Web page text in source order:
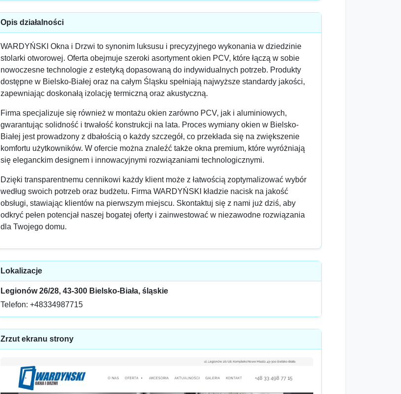
Opis działalności
WARDYŃSKI Okna i Drzwi to synonim luksusu i precyzyjnego wykonania w dziedzinie
stolarki otworowej. Oferta obejmuje szeroki asortyment okien PCV, które łączą w sobie
nowoczesne technologie z estetyką dopasowaną do indywidualnych potrzeb. Produkty
dostępne w Bielsko-Białej oraz na całym Śląsku spełniają najwyższe standardy jakości,
zapewniając doskonałą izolację termiczną oraz akustyczną.
Firma specjalizuje się również w montażu okien zarówno PCV, jak i aluminiowych,
gwarantując solidność i trwałość konstrukcji na lata. Proces wymiany okien w Bielsko-
Białej jest prowadzony z dbałością o każdy szczegół, co przekłada się na zwiększenie
komfortu użytkowników. W ofercie można znaleźć także okna premium, które wyróżniają
się eleganckim designem i innowacyjnymi rozwiązaniami technologicznymi.
Dzięki transparentnemu cennikowi każdy klient może z łatwością zoptymalizować wybór
według swoich potrzeb oraz budżetu. Firma WARDYŃSKI kładzie nacisk na jakość
obsługi, stawiając klientów na pierwszym miejscu. Skontaktuj się z nami już dziś, aby
odkryć pełen potencjał naszej bogatej oferty i zainwestować w niezawodne rozwiązania
dla Twojego domu.
Lokalizacje
Legionów 26/28, 43-300 Bielsko-Biała, śląskie
Telefon: +48334987715
Zrzut ekranu strony